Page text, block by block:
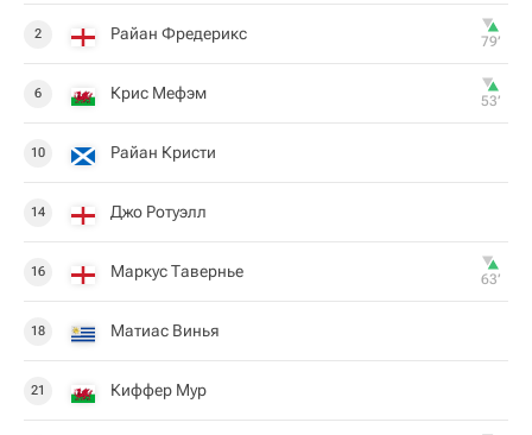
2 Райан Фредерикс 79‎’‎
6 Крис Мефэм 53‎’‎
10 Райан Кристи
14 Джо Ротуэлл
16 Маркус Тавернье 63‎’‎
18 Матиас Винья
21 Киффер Мур